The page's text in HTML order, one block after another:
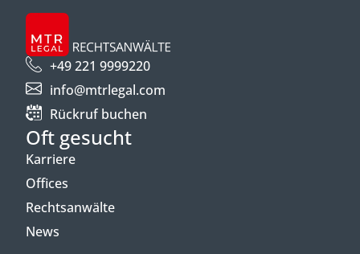
+49 221 9999220
info@mtrlegal.com
Rückruf buchen
Oft gesucht
Karriere
Offices
Rechtsanwälte
News